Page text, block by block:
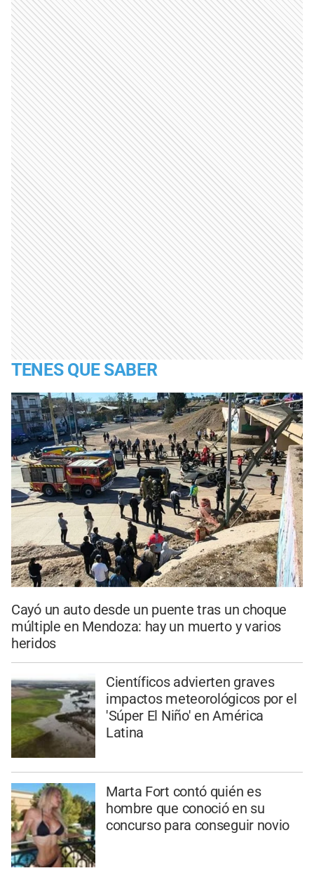
TENES QUE SABER
Cayó un auto desde un puente tras un choque
múltiple en Mendoza: hay un muerto y varios
heridos
Científicos advierten graves
impactos meteorológicos por el
'Súper El Niño' en América
Latina
Marta Fort contó quién es
hombre que conoció en su
concurso para conseguir novio